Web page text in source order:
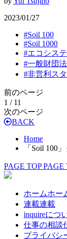
2023/01/27
#Soil 100
#Soil 1000
#エコシス
#一般財団
#非営利ス
前のページ
1 / 11
次のページ
BACK
Home
「Soil 100
PAGE TOP PAGE
ホームホー
連載連載
inquireにつ
仕事の相談
プライバシ